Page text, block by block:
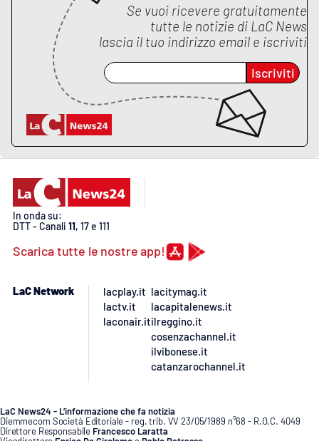
Storie
NETWORK
Lacplay.it
Lactv.it
Laconair.it
Lacitymag.it
Ilvibonese.it
Catanzarochannel.it
Se vuoi ricevere gratuitamente
tutte le notizie di LaC News
lascia il tuo indirizzo email e iscriviti
Iscriviti
In onda su:
DTT - Canali 11, 17 e 111
Scarica tutte le nostre app!
LaC Network
lacplay.it
lactv.it
laconair.it
lacitymag.it
lacapitalenews.it
ilreggino.it
cosenzachannel.it
ilvibonese.it
catanzarochannel.it
LaC News24 - L’informazione che fa notizia
Diemmecom Società Editoriale - reg. trib. VV 23/05/1989 n°68 - R.O.C. 4049
Direttore Responsabile Francesco Laratta